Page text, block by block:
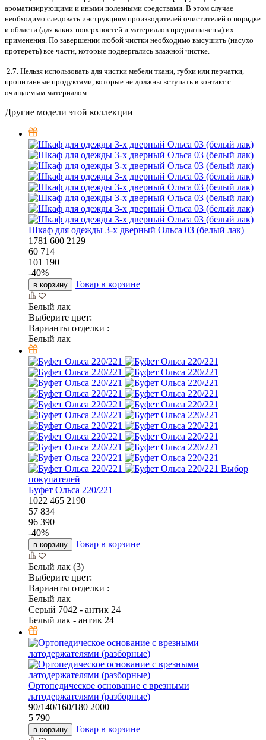
ароматизирующими и иными полезными средствами. В этом случае
необходимо следовать инструкциям производителей очистителей о порядке
и области (для каких поверхностей и материалов предназначены) их
применения. По завершении любой чистки необходимо высушить (насухо
протереть) все части, которые подвергались влажной чистке.
2.7. Нельзя использовать для чистки мебели ткани, губки или перчатки,
пропитанные продуктами, которые не должны вступать в контакт с
очищаемым материалом.
Другие модели этой коллекции
Шкаф для одежды 3-х дверный Ольса 03 (белый лак)
1781 600 2129
60 714
101 190
-40%
в корзину Товар в корзине
Белый лак
Выберите цвет:
Варианты отделки :
Белый лак
Выбор
покупателей
Буфет Ольса 220/221
1022 465 2190
57 834
96 390
-40%
в корзину Товар в корзине
Белый лак (3)
Выберите цвет:
Варианты отделки :
Белый лак
Серый 7042 - антик 24
Белый лак - антик 24
Ортопедическое основание с врезными
латодержателями (разборные)
90/140/160/180 2000
5 790
в корзину Товар в корзине